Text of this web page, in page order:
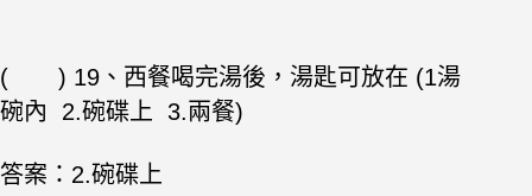
( ) 19、西餐喝完湯後，湯匙可放在 (1湯
碗內 2.碗碟上 3.兩餐)
答案：2.碗碟上